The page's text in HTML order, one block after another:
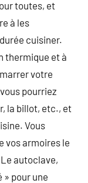
toutes, et
à les
cuisiner.
thermique et à
votre
pourriez
la billot, etc., et
Vous
vos armoires le
autoclave,
» pour une